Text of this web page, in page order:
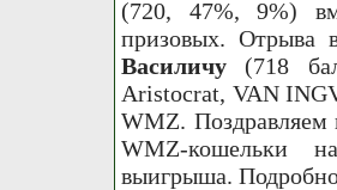
(720, 47%, 9%)
призовых. Отрыва
Василичу (718
Aristocrat, VAN
WMZ. Поздравляем
WMZ-кошельки
выигрыша.